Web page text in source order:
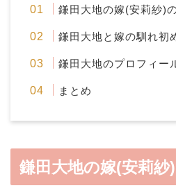
鎌田大地の嫁(安莉紗)
鎌田大地と嫁の馴れ初
鎌田大地のプロフィー
まとめ
鎌田大地の嫁(安莉紗)